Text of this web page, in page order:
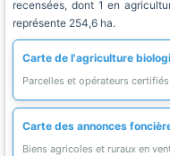
recensées, dont 1 en
représente 254,6 ha.
Carte de l'agriculture
Parcelles et opérateurs
Carte des annonces
Biens agricoles et ruraux en